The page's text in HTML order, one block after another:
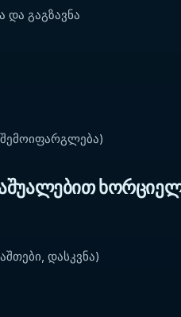
და გაგზავნა
შემოიფარგლება)
დასკვნა)